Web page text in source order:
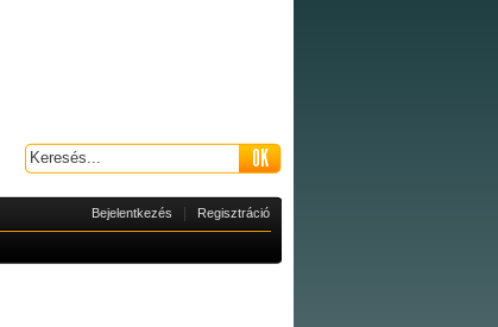
Bejelentkezés Regisztráció